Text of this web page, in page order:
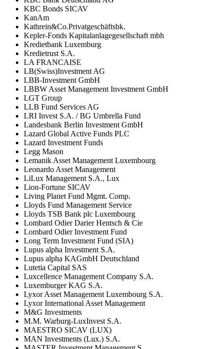
KBC Bonds SICAV
KanAm
Kathrein&Co.Privatgeschäftsbk.
Kepler-Fonds Kapitalanlagegesellschaft mbh
Kredietbank Luxemburg
Kredietrust S.A.
LA FRANCAISE
LB(Swiss)Investment AG
LBB-Investment GmbH
LBBW Asset Management Investment GmbH
LGT Group
LLB Fund Services AG
LRI Invest S.A. / BG Umbrella Fund
Landesbank Berlin Investment GmbH
Lazard Global Active Funds PLC
Lazard Investment Funds
Legg Mason
Lemanik Asset Management Luxembourg
Leonardo Asset Management
LiLux Management S.A., Lux
Lion-Fortune SICAV
Living Planet Fund Mgmt. Comp.
Lloyds Fund Management Service
Lloyds TSB Bank plc Luxembourg
Lombard Odier Darier Hentsch & Cie
Lombard Odier Investment Fund
Long Term Investment Fund (SIA)
Lupus alpha Investment S.A.
Lupus alpha KAGmbH Deutschland
Lutetia Capital SAS
Luxcellence Management Company S.A.
Luxemburger KAG S.A.
Lyxor Asset Management Luxembourg S.A.
Lyxor International Asset Management
M&G Investments
M.M. Warburg-LuxInvest S.A.
MAESTRO SICAV (LUX)
MAN Investments (Lux.) S.A.